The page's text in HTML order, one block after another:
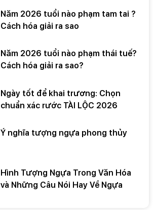
Năm 2026 tuổi nào phạm tam tai ?
Cách hóa giải ra sao
Năm 2026 tuổi nào phạm thái tuế?
Cách hóa giải ra sao?
Ngày tốt để khai trương: Chọn
chuẩn xác rước TÀI LỘC 2026
Ý nghĩa tượng ngựa phong thủy
Hình Tượng Ngựa Trong Văn Hóa
và Những Câu Nói Hay Về Ngựa